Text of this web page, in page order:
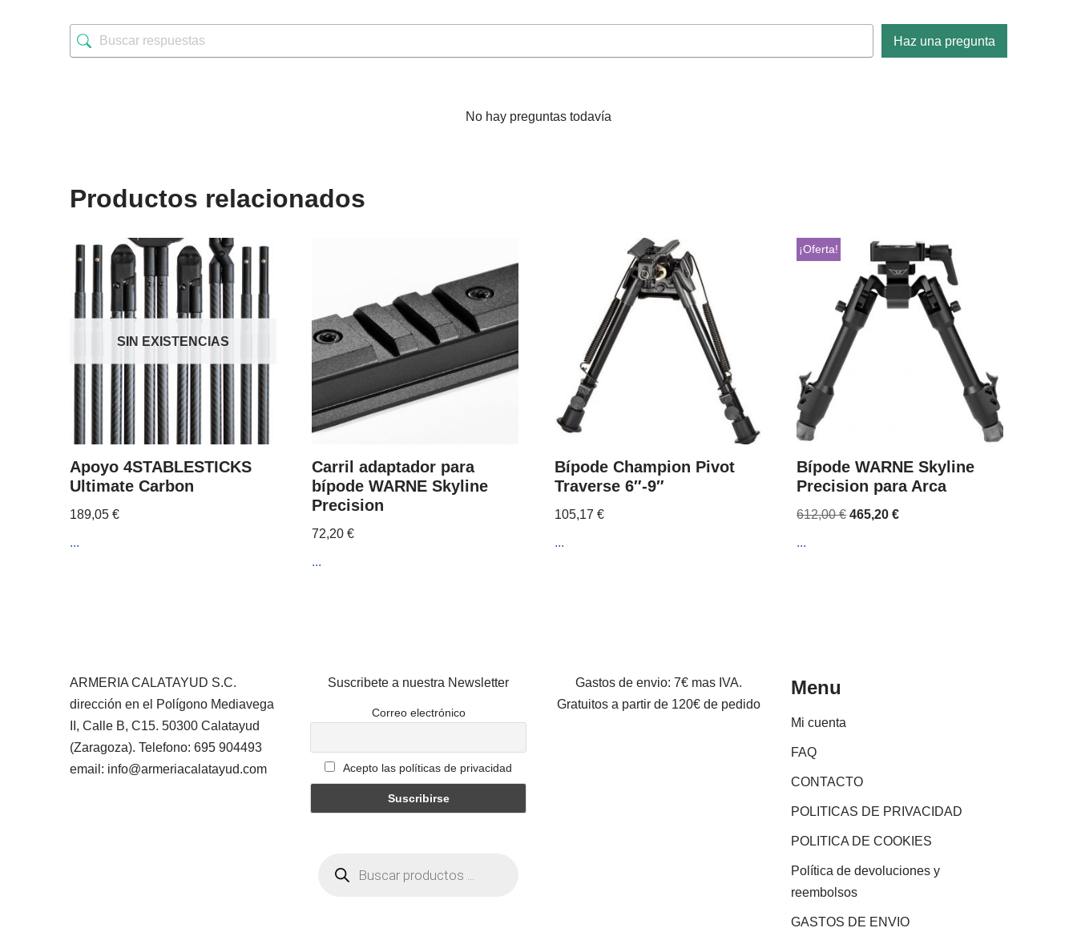
Haz una pregunta
No hay preguntas todavía
Productos relacionados
SIN EXISTENCIAS
Apoyo 4STABLESTICKS
Ultimate Carbon
189,05 €
...
Carril adaptador para
bípode WARNE Skyline
Precision
72,20€
...
Bípode Champion Pivot
Traverse 6″-9″
105,17 €
...
¡Oferta!
Bípode WARNE Skyline
Precision para Arca
612,00€ 465,20€
...
ARMERIA CALATAYUD S.C.
dirección en el Polígono Mediavega
II, Calle B, C15. 50300 Calatayud
(Zaragoza). Telefono: 695 904493
email: info@armeriacalatayud.com
Suscribete a nuestra Newsletter
Correo electrónico
Acepto las políticas de privacidad
Gastos de envio: 7€ mas IVA.
Gratuitos a partir de 120€ de pedido
Menu
Mi cuenta
FAQ
CONTACTO
POLITICAS DE PRIVACIDAD
POLITICA DE COOKIES
Política de devoluciones y
reembolsos
GASTOS DE ENVIO